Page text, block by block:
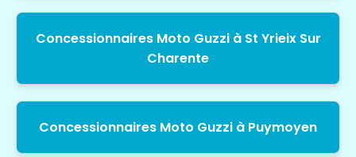
Concessionnaires Moto Guzzi à St Yrieix Sur
Charente
Concessionnaires Moto Guzzi à Puymoyen